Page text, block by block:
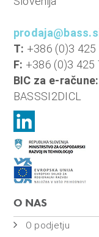
T: +386 (0)3 425
F: +386 (0)3 425
BIC za e-račune:
BASSSI2DICL
O NAS
O podjetju